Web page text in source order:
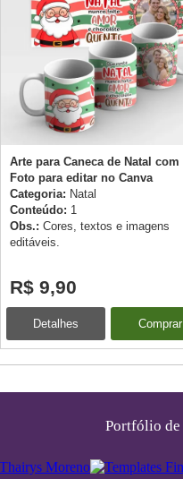
Arte para Caneca de Natal com
Foto para editar no Canva
Categoria: Natal
Conteúdo: 1
Obs.: Cores, textos e imagens
editáveis.
R$ 9,90
Detalhes Comprar
Portfólio de